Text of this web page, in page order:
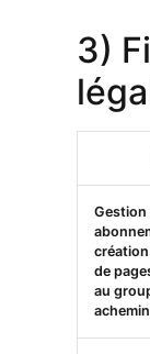
3)
Gestion
de
au